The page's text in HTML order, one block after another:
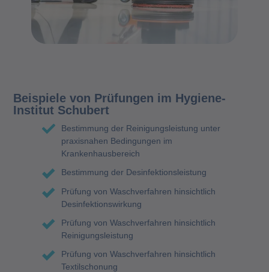
Beispiele von Prüfungen im Hygiene-
Institut Schubert
Bestimmung der Reinigungsleistung unter
praxisnahen Bedingungen im
Krankenhausbereich
Bestimmung der Desinfektionsleistung
Prüfung von Waschverfahren hinsichtlich
Desinfektionswirkung
Prüfung von Waschverfahren hinsichtlich
Reinigungsleistung
Prüfung von Waschverfahren hinsichtlich
Textilschonung